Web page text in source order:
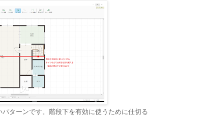
ターンです。階段下を有効に使うために仕切る